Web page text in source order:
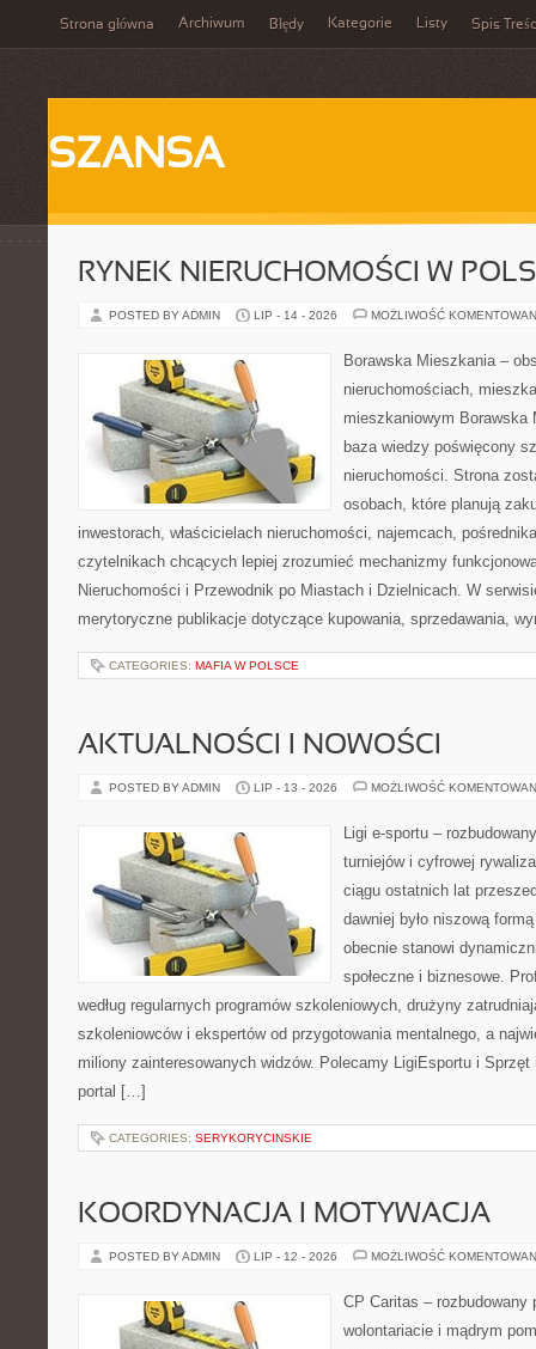
Strona główna Archiwum Błędy Kategorie Listy Spis
SZANSA
RYNEK NIERUCHOMOŚCI W
POSTED BY ADMIN LIP - 14 - 2026 MOŻLIWOŚĆ
Borawska Mieszkania –
nieruchomościach,
mieszkaniowym Borawska
baza wiedzy poświęcony
nieruchomości. Strona
osobach, które planują
inwestorach, właścicielach nieruchomości, najemcach,
czytelnikach chcących lepiej zrozumieć mechanizmy
Nieruchomości i Przewodnik po Miastach i Dzielnicach. W
merytoryczne publikacje dotyczące kupowania, sprzedawania,
CATEGORIES: MAFIA W POLSCE
AKTUALNOŚCI I NOWOŚCI
POSTED BY ADMIN LIP - 13 - 2026 MOŻLIWOŚĆ
Ligi e-sportu –
turniejów i cyfrowej
ciągu ostatnich lat
dawniej było niszową
obecnie stanowi
społeczne i biznesowe.
według regularnych programów szkoleniowych, drużyny
szkoleniowców i ekspertów od przygotowania mentalnego, a
miliony zainteresowanych widzów. Polecamy LigiEsportu i
portal […]
CATEGORIES: SERYKORYCINSKIE
KOORDYNACJA I MOTYWACJA
POSTED BY ADMIN LIP - 12 - 2026 MOŻLIWOŚĆ
CP Caritas – rozbudowany
wolontariacie i mądrym